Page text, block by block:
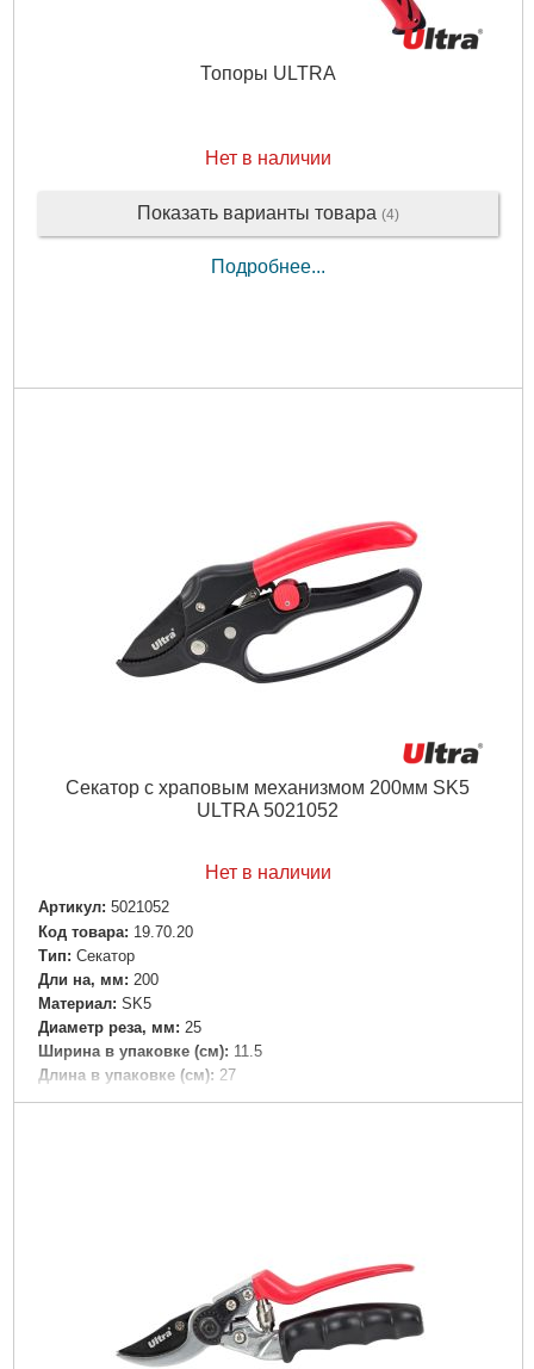
Топоры ULTRA
Нет в наличии
Показать варианты товара (4)
Подробнее...
Секатор с храповым механизмом 200мм SK5
ULTRA 5021052
Нет в наличии
Артикул: 5021052
Код товара: 19.70.20
Tип: Секатор
Дли на, мм: 200
Материал: SK5
Диаметр реза, мм: 25
Ширина в упаковке (см): 11.5
Длина в упаковке (см): 27
Высота в упаковке (см): 5.9